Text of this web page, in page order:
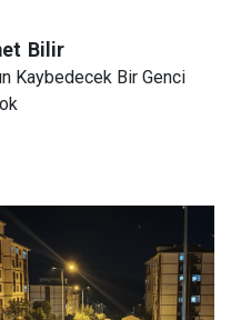
Bilir
Kaybedecek Bir Genci